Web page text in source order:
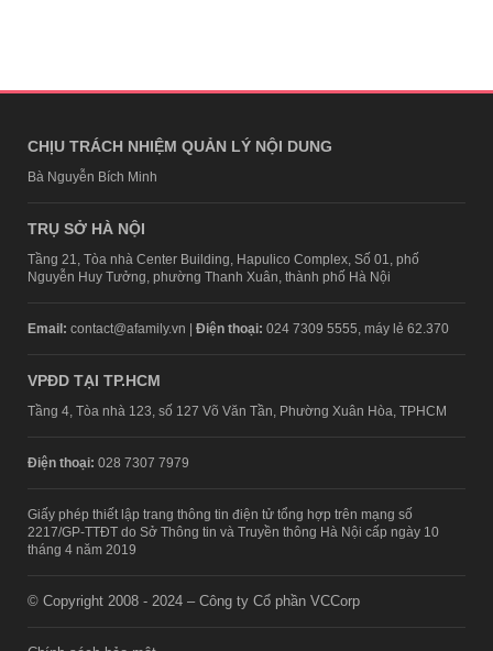
CHỊU TRÁCH NHIỆM QUẢN LÝ NỘI DUNG
Bà Nguyễn Bích Minh
TRỤ SỞ HÀ NỘI
Tầng 21, Tòa nhà Center Building, Hapulico Complex, Số 01, phố
Nguyễn Huy Tưởng, phường Thanh Xuân, thành phố Hà Nội
Email: contact@afamily.vn | Điện thoại: 024 7309 5555, máy lẻ 62.370
VPĐD TẠI TP.HCM
Tầng 4, Tòa nhà 123, số 127 Võ Văn Tần, Phường Xuân Hòa, TPHCM
Điện thoại: 028 7307 7979
Giấy phép thiết lập trang thông tin điện tử tổng hợp trên mạng số
2217/GP-TTĐT do Sở Thông tin và Truyền thông Hà Nội cấp ngày 10
tháng 4 năm 2019
© Copyright 2008 - 2024 – Công ty Cổ phần VCCorp